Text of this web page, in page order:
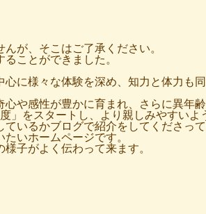
が、そこはご了承ください。
ことができました。
に様々な体験を深め、知力と体力
や感性が豊かに育まれ、さらに異年
」をスタートし、より親しみやすいよ
いるかブログで紹介をしてくださって
いホームページです。
子がよく伝わって来ます。